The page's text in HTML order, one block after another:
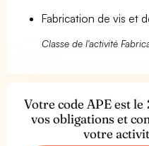
Fabrication de vis et
Classe de l'activité
Votre code APE est
vos obligations et
votre